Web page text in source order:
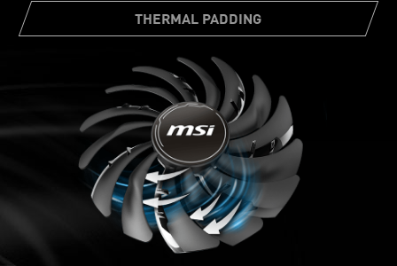
THERMAL PADDING
Thermal pads yang berjumlah cukup,
memungkinkan berbagai komponen
motherboard untuk transfer panas secara
langsung ke heatsink untuk pendinginan
yang lebih baik.